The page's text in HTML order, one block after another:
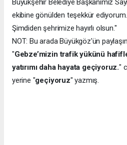
Büyükşehir Belediye Başkanımız
ekibine gönülden teşekkür ediyorum.
Şimdiden şehrimize hayırlı olsun."
NOT: Bu arada Büyükgöz'ün
"Gebze’mizin trafik yükünü
yatırımı daha hayata geçiyoruz."
yerine "geçiyoruz" yazmış.